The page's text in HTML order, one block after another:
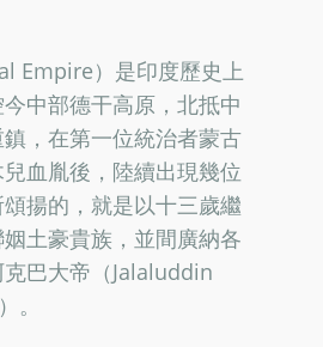
Empire）是印度歷史上
中部德干高原，北抵中
，在第一位統治者蒙古
血胤後，陸續出現幾位
揚的，就是以十三歲繼
土豪貴族，並間廣納各
巴大帝（Jalaluddin
。